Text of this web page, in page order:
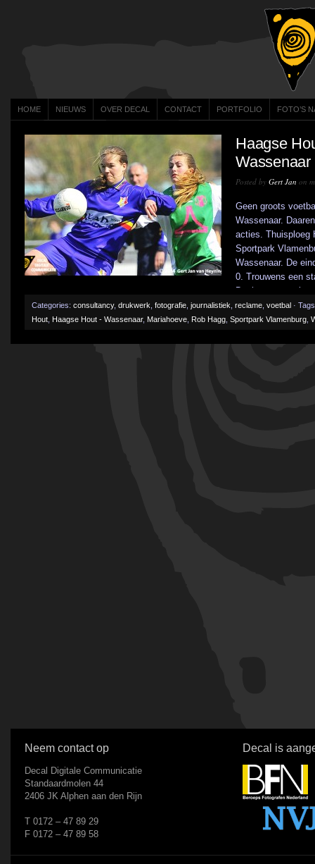
HOME NIEUWS OVER DECAL CONTACT PORTFOLIO FOTO’S
Haagse
Wassenaar
Posted by Gert Jan on
Geen groots
Wassenaar.
acties. Thuisploeg
Sportpark
Wassenaar. De
0. Trouwens een
Steerneman [...]
Categories: consultancy, drukwerk fotografie journalistiek reclame voetbal ·
Hout Haagse Hout - Wassenaar, Mariahoeve Rob Hagg Sportpark Vlamenburg
Neem contact op
Decal Digitale Communicatie
Standaardmolen 44
2406 JK Alphen aan den Rijn
T 0172 – 47 89 29
F 0172 – 47 89 58
Decal is